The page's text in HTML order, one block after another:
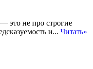
это не про строгие
и... Читать»